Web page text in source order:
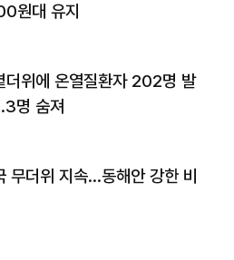
원대 유지
더위에 온열질환자 202명 발
명 숨져
무더위 지속…동해안 강한 비